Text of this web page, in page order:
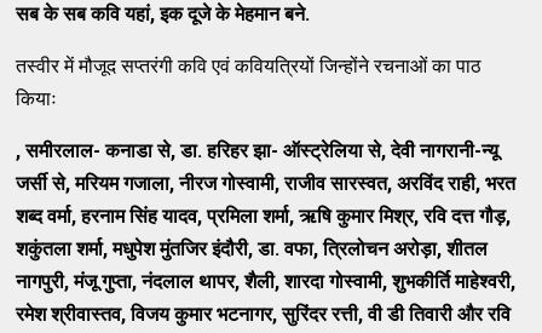
सब के सब कवि यहां, इक दूजे के मेहमान बने.
तस्वीर में मौजूद सप्तरंगी कवि एवं कवियत्रियों जिन्होंने रचनाओं का पाठ
कियाः
, समीरलाल- कनाडा से, डा. हरिहर झा- ऑस्ट्रेलिया से, देवी नागरानी-न्यू
जर्सी से, मरियम गजाला, नीरज गोस्वामी, राजीव सारस्वत, अरविंद राही, भरत
शब्द वर्मा, हरनाम सिंह यादव, प्रमिला शर्मा, ऋषि कुमार मिश्र, रवि दत्त गौड़,
शकुंतला शर्मा, मधुपेश मुंतजिर इंदौरी, डा. वफा, त्रिलोचन अरोड़ा, शीतल
नागपुरी, मंजू गुप्ता, नंदलाल थापर, शैली, शारदा गोस्वामी, शुभकीर्ति माहेश्वरी,
रमेश श्रीवास्तव, विजय कुमार भटनागर, सुरिंदर रत्ती, वी डी तिवारी और रवि